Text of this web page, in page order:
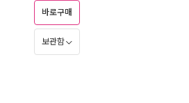
바로구매
보관함